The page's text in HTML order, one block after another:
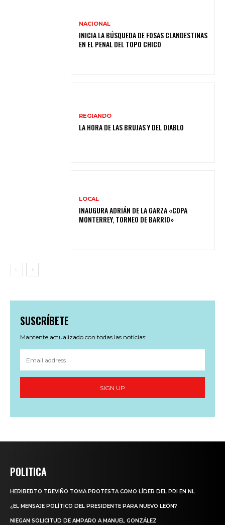
NACIONAL
INICIA LA BÚSQUEDA DE FOSAS CLANDESTINAS
EN EL PENAL DEL TOPO CHICO
REGIANDO
LA HORA DE LAS BRUJAS Y DEL DIABLO
LOCAL
INAUGURA ADRIÁN DE LA GARZA «COPA
MONTERREY, TORNEO DE BARRIO»
SUSCRÍBETE
Mantente actualizado con todas las noticias:
SIGN UP
POLITICA
HERIBERTO TREVIÑO TOMA PROTESTA COMO LÍDER DEL PRI EN NL
¿EL MENSAJE POLÍTICO DEL PRESIDENTE PARA NUEVO LEÓN?
NIEGAN SOLICITUD DE AMPARO A MANUEL GONZÁLEZ